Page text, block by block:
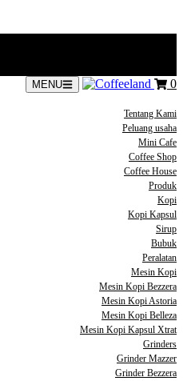
MENU 0
Tentang Kami
Peluang usaha
Mini Cafe
Coffee Shop
Coffee House
Produk
Kopi
Kopi Kapsul
Sirup
Bubuk
Peralatan
Mesin Kopi
Mesin Kopi Bezzera
Mesin Kopi Astoria
Mesin Kopi Belleza
Mesin Kopi Kapsul Xtrat
Grinders
Grinder Mazzer
Grinder Bezzera